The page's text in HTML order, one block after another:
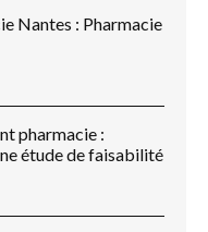
Nantes : Pharmacie
pharmacie :
étude de faisabilité